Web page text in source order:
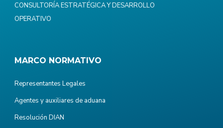
CONSULTORÍA ESTRATÉGICA Y DESARROLLO
OPERATIVO
MARCO NORMATIVO
Representantes Legales
Agentes y auxiliares de aduana
Resolución DIAN